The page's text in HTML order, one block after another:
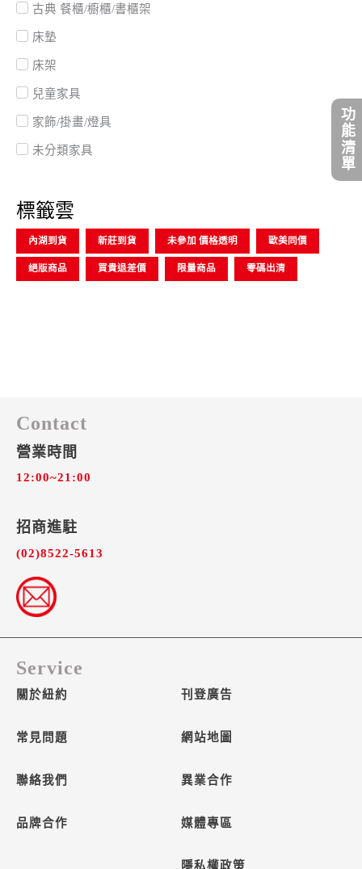
古典 餐櫃/櫥櫃/書櫃架
床墊
床架
兒童家具
家飾/掛畫/燈具
未分類家具
標籤雲
內湖到貨 新莊到貨 未參加 價格透明 歐美同價
絕版商品 買貴退差價 限量商品 零碼出清
Contact
營業時間
12:00~21:00
招商進駐​
(02)8522-5613
Service
關於紐約
常見問題
聯絡我們
品牌合作
刊登廣告
網站地圖
異業合作
媒體專區
隱私權政策
功能清單